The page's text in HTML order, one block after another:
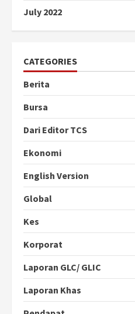
July 2022
CATEGORIES
Berita
Bursa
Dari Editor TCS
Ekonomi
English Version
Global
Kes
Korporat
Laporan GLC/ GLIC
Laporan Khas